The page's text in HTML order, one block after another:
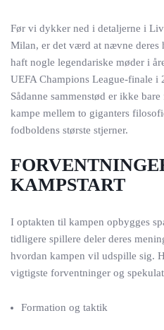
Før vi dykker ned i detaljerne i
Milan, er det værd at nævne deres
haft nogle legendariske møder i
UEFA Champions League-finale i
Sådanne sammenstød er ikke
kampe mellem to giganters
fodboldens største stjerner.
KAMPSTART
I optakten til kampen opbygges
tidligere spillere deler deres
hvordan kampen vil udspille sig.
vigtigste forventninger og
Formation og taktik